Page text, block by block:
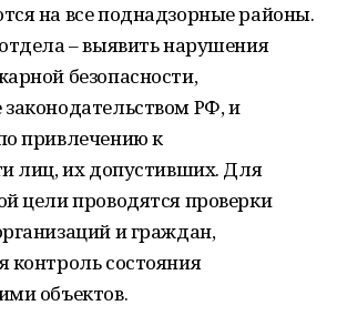
на все поднадзорные районы.
– выявить нарушения
безопасности,
РФ, и
привлечению к
лиц, их допустивших. Для
цели проводятся проверки
и граждан,
контроль состояния
объектов.